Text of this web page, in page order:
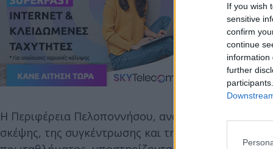
If you wish
sensitive
confirm
continue
information
further
Η Περιφέρεια Πελοποννήσου, αναγνωρίζοντας τη
σκέψης, της συγκέντρωσης και της